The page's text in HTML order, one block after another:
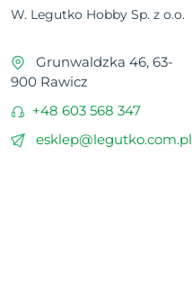
W. Legutko Hobby Sp. z o.o.
Grunwaldzka 46, 63-
900 Rawicz
+48 603 568 347
esklep@legutko.com.pl